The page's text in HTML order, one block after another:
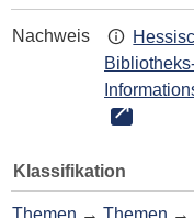
Nachweis
Klassifikation
Themen → Themen →